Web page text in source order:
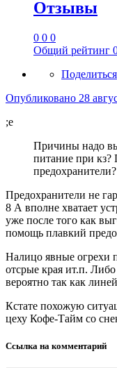
Отзывы
0 0 0
Общий рейтинг
Поделиться
Опубликовано 28
;e
Причины надо
питание при кз?
Предохранители не
8 А вполне хватает
уже после того как
помощь плавкий
Налицо явные огрехи
отсрые края ит.п.
вероятно так как
Кстате похожую
цеху Кофе-Тайм со
Ссылка на комментарий